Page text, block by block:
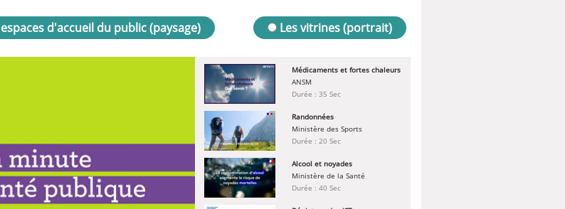
d'accueil du public (paysage) Les vitrines (portrait)
Médicaments et fortes chaleurs
ANSM
Durée : 35 Sec
Randonnées
Ministère des Sports
Durée : 20 Sec
Alcool et noyades
Ministère de la Santé
Durée : 40 Sec